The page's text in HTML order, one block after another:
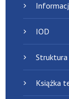
IOD
Struktura
Książka